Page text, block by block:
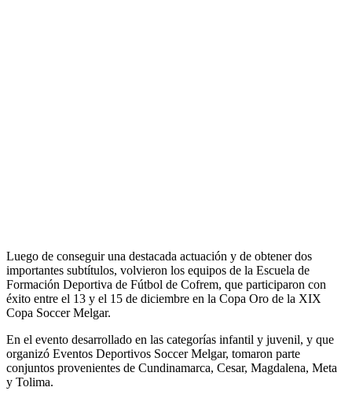
Luego de conseguir una destacada actuación y de obtener dos
importantes subtítulos, volvieron los equipos de la Escuela de
Formación Deportiva de Fútbol de Cofrem, que participaron con
éxito entre el 13 y el 15 de diciembre en la Copa Oro de la XIX
Copa Soccer Melgar.
En el evento desarrollado en las categorías infantil y juvenil, y que
organizó Eventos Deportivos Soccer Melgar, tomaron parte
conjuntos provenientes de Cundinamarca, Cesar, Magdalena, Meta
y Tolima.